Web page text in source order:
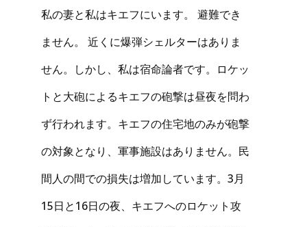
私の妻と私はキエフにいます。 避難でき
ません。 近くに爆弾シェルターはありま
せん。しかし、私は宿命論者です。ロケッ
トと大砲によるキエフの砲撃は昼夜を問わ
ず行われます。キエフの住宅地のみが砲撃
の対象となり、軍事施設はありません。民
間人の間での損失は増加しています。3月
15日と16日の夜、キエフへのロケット攻